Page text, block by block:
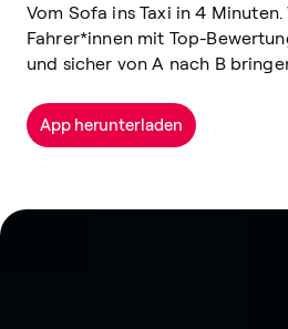
Vom Sofa ins Taxi in4
Fahrer*innen mit Top-
und sicher von A nach B
App herunterladen